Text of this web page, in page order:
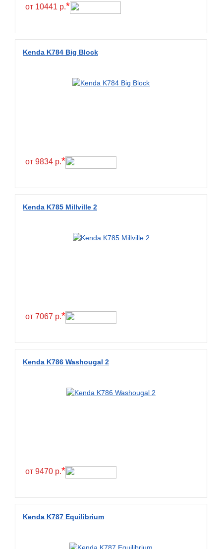
Sunchase
Wanda
Wanmao
от 10441 р.*
Kenda K784 Big Block
от 9834 р.*
Kenda K785 Millville 2
от 7067 р.*
Kenda K786 Washougal 2
от 9470 р.*
Kenda K787 Equilibrium